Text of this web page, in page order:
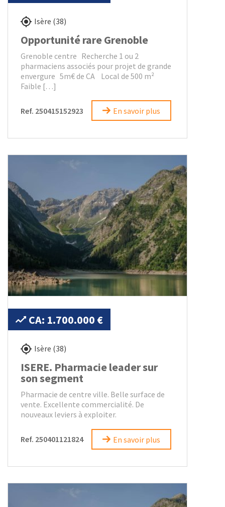
Isère (38)
Opportunité rare Grenoble
Grenoble centre Recherche 1 ou 2
pharmaciens associés pour projet de grande
envergure 5m€ de CA Local de 500 m²
Faible […]
Ref. 250415152923 En savoir plus
CA: 1.700.000 €
Isère (38)
ISERE. Pharmacie leader sur
son segment
Pharmacie de centre ville. Belle surface de
vente. Excellente commercialité. De
nouveaux leviers à exploiter.
Ref. 250401121824 En savoir plus